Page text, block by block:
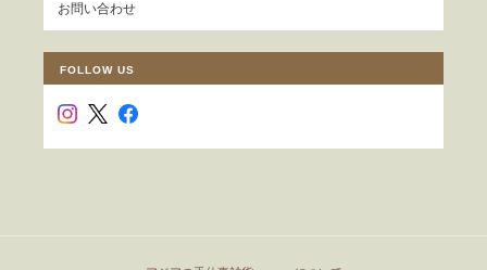
お問い合わせ
FOLLOW US